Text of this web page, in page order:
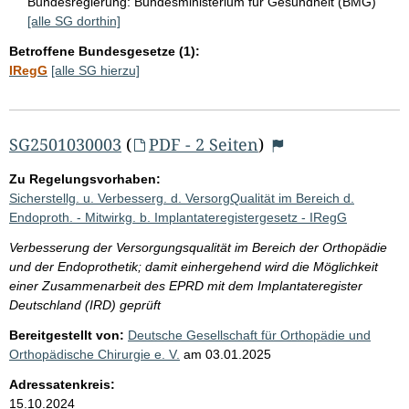
[alle SG dorthin]
Betroffene Bundesgesetze (1):
IRegG [alle SG hierzu]
SG2501030003 ( PDF - 2 Seiten)
Zu Regelungsvorhaben:
Sicherstellg. u. Verbesserg. d. VersorgQualität im Bereich d.
Endoproth. - Mitwirkg. b. Implantateregistergesetz - IRegG
Verbesserung der Versorgungsqualität im Bereich der Orthopädie
und der Endoprothetik; damit einhergehend wird die Möglichkeit
einer Zusammenarbeit des EPRD mit dem Implantateregister
Deutschland (IRD) geprüft
Bereitgestellt von: Deutsche Gesellschaft für Orthopädie und
Orthopädische Chirurgie e. V. am 03.01.2025
Adressatenkreis:
15.10.2024